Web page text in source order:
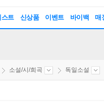
스트 신상품 이벤트 바이백 매
소설/시/희곡 독일소설